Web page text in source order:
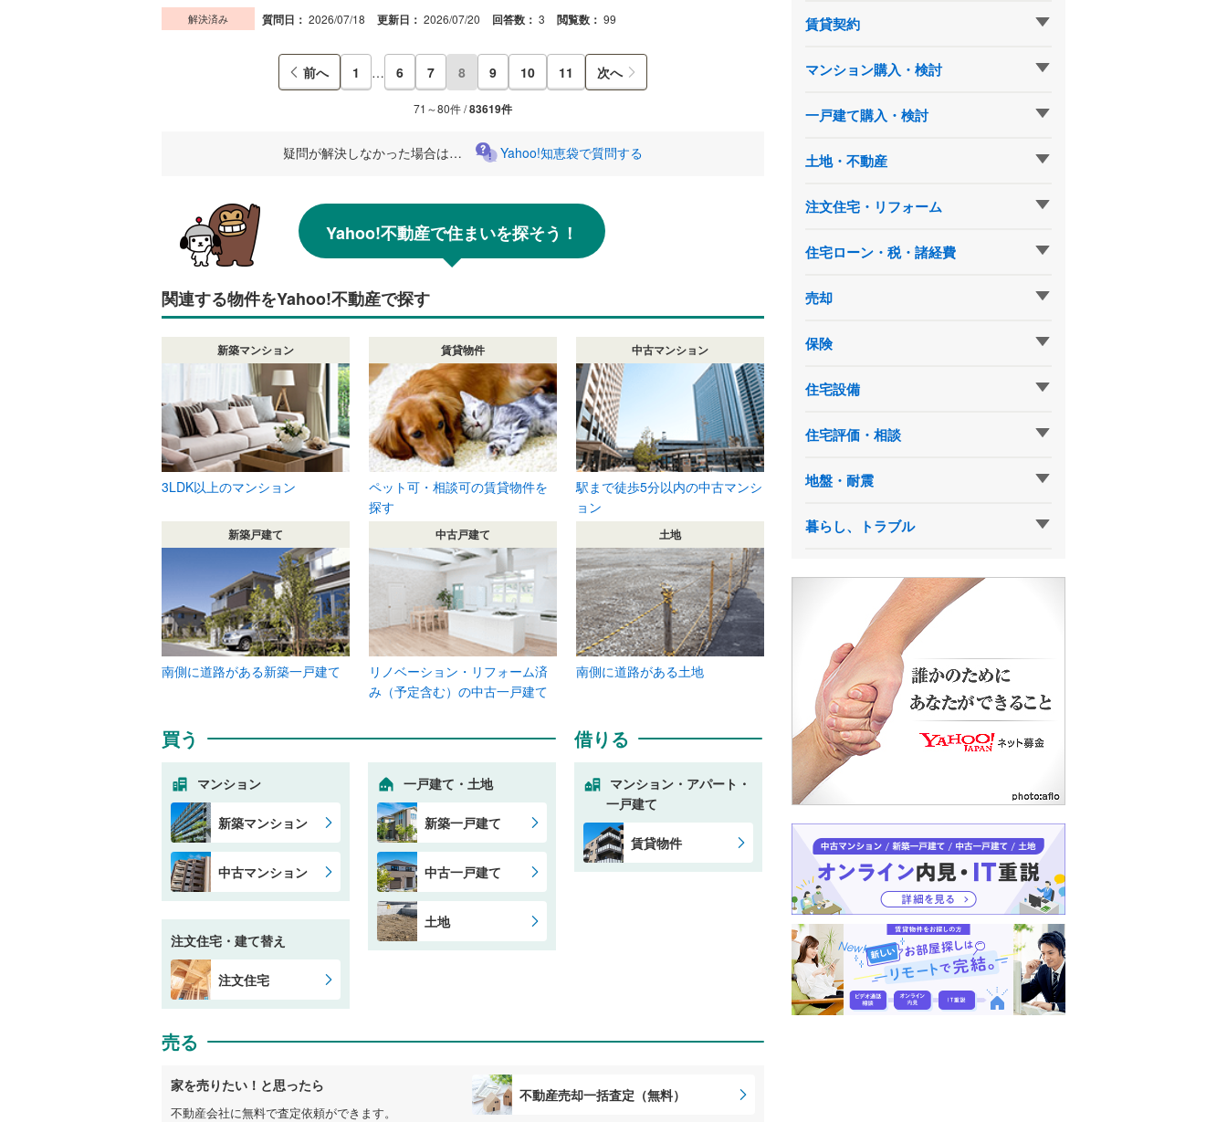
解決済み 質問日： 2026/07/18 更新日： 2026/07/20 回答数： 3 閲覧数： 99
前へ 1 … 6 7 8 9 10 11 次へ
71～80件 /83619件
疑問が解決しなかった場合は… Yahoo!知恵袋で質問する
Yahoo!不動産で住まいを探そう！
関連する物件をYahoo!不動産で探す
新築マンション
3LDK以上のマンション
賃貸物件
ペット可・相談可の賃貸物件を
探す
中古マンション
駅まで徒歩5分以内の中古マンシ
ョン
新築戸建て
南側に道路がある新築一戸建て
中古戸建て
リノベーション・リフォーム済
み（予定含む）の中古一戸建て
土地
南側に道路がある土地
買う
マンション
新築マンション
中古マンション
注文住宅・建て替え
注文住宅
一戸建て・土地
新築一戸建て
中古一戸建て
土地
借りる
マンション・アパート・
一戸建て
賃貸物件
売る
家を売りたい！と思ったら
不動産会社に無料で査定依頼ができます。
不動産売却一括査定（無料）
賃貸契約
マンション購入・検討
一戸建て購入・検討
土地・不動産
注文住宅・リフォーム
住宅ローン・税・諸経費
売却
保険
住宅設備
住宅評価・相談
地盤・耐震
暮らし、トラブル